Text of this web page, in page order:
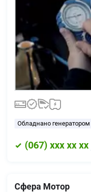
Обладнано генератором
(067) xxx xx xx
Сфера Мотор